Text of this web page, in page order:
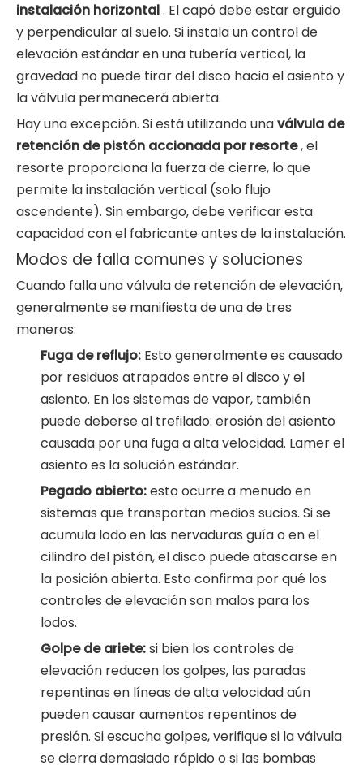
instalación horizontal. El capó debe estar erguido
y perpendicular al suelo. Si instala un control de
elevación estándar en una tubería vertical, la
gravedad no puede tirar del disco hacia el asiento y
la válvula permanecerá abierta.
Hay una excepción. Si está utilizando unaválvula de
retención de pistón accionada por resorte, el
resorte proporciona la fuerza de cierre, lo que
permite la instalación vertical (solo flujo
ascendente). Sin embargo, debe verificar esta
capacidad con el fabricante antes de la instalación.
Modos de falla comunes y soluciones
Cuando falla una válvula de retención de elevación,
generalmente se manifiesta de una de tres
maneras:
Fuga de reflujo: Esto generalmente es causado
por residuos atrapados entre el disco y el
asiento. En los sistemas de vapor, también
puede deberse al trefilado: erosión del asiento
causada por una fuga a alta velocidad. Lamer el
asiento es la solución estándar.
Pegado abierto:esto ocurre a menudo en
sistemas que transportan medios sucios. Si se
acumula lodo en las nervaduras guía o en el
cilindro del pistón, el disco puede atascarse en
la posición abierta. Esto confirma por qué los
controles de elevación son malos para los
lodos.
Golpe de ariete:si bien los controles de
elevación reducen los golpes, las paradas
repentinas en líneas de alta velocidad aún
pueden causar aumentos repentinos de
presión. Si escucha golpes, verifique si la válvula
se cierra demasiado rápido o si las bombas